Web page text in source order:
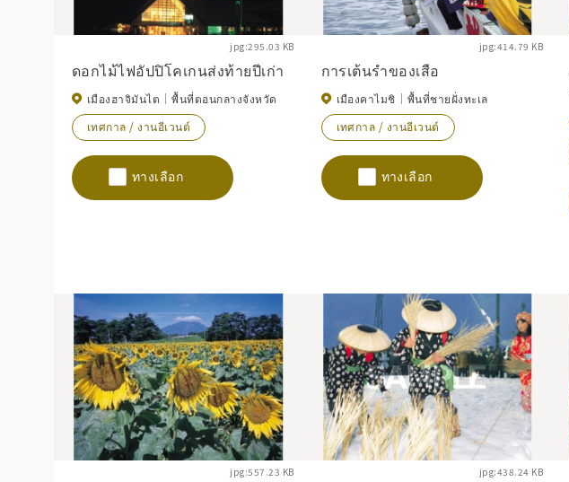
jpg:295.03 KB
ดอกไม้ไฟอัปปิโคเกนส่งท้ายปีเก่า
เมืองฮาจิมันไต
พื้นที่ตอนกลางจังหวัด
เทศกาล / งานอีเวนต์
ทางเลือก
jpg:414.79 KB
การเต้นรำของเสือ
เมืองคาไมชิ
พื้นที่ชายฝั่งทะเล
เทศกาล / งานอีเวนต์
ทางเลือก
jpg:557.23 KB jpg:438.24 KB